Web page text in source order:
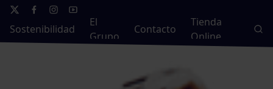
Sostenibilidad
El
Grupo
Contacto
Tienda
Online